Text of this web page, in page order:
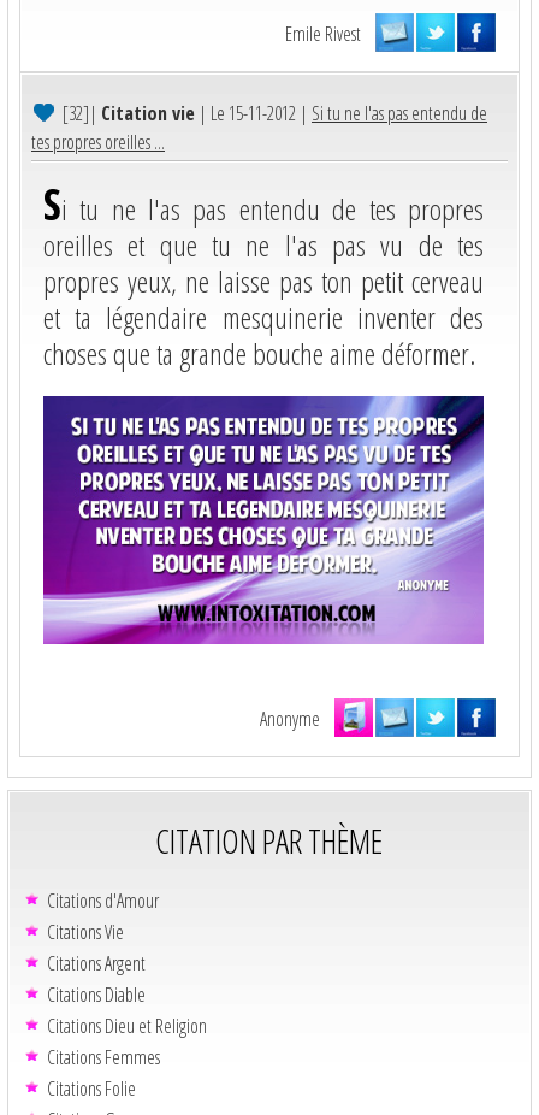
Emile Rivest
[32]| Citation vie | Le 15-11-2012 | Si tu ne l'as pas entendu de
tes propres oreilles ...
Si tu ne l'as pas entendu de tes propres
oreilles et que tu ne l'as pas vu de tes
propres yeux, ne laisse pas ton petit cerveau
et ta légendaire mesquinerie inventer des
choses que ta grande bouche aime déformer.
Anonyme
CITATION PAR THÈME
Citations d'Amour
Citations Vie
Citations Argent
Citations Diable
Citations Dieu et Religion
Citations Femmes
Citations Folie